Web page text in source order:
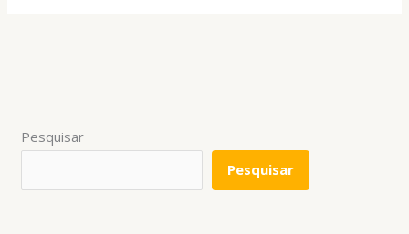
Pesquisar
Pesquisar